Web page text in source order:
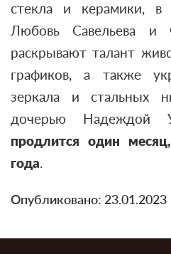
стекла и керамики, в
Любовь Савельева и
раскрывают талант
графиков, а также
зеркала и стальных
дочерью Надеждой
продлится один
года.
Опубликовано: 23.01.2023